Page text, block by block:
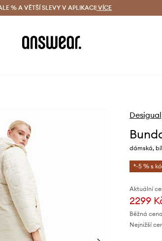
Kč) Doručení i do 24 h
% A VĚTŠÍ SLEVY V APLIKACI! VÍCE
Desigual
dámská,
*-5 % s
Aktuální
2299
Běžná
Nejnižší